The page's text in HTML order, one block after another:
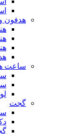
هدفون
ساعت
گجت